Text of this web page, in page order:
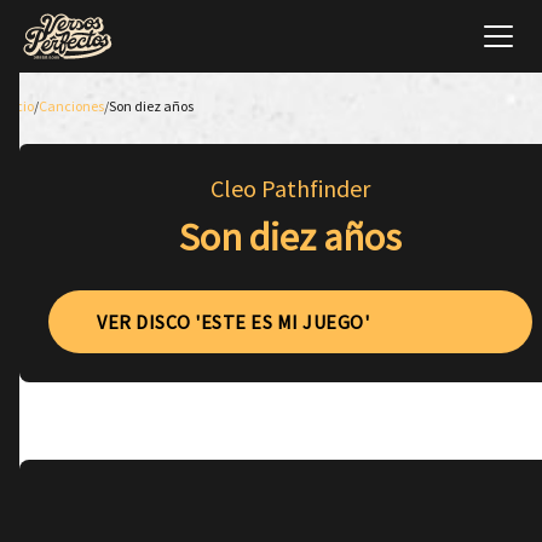
Inicio/Canciones/Son diez años
Cleo Pathfinder
Son diez años
VER DISCO 'ESTE ES MI JUEGO'